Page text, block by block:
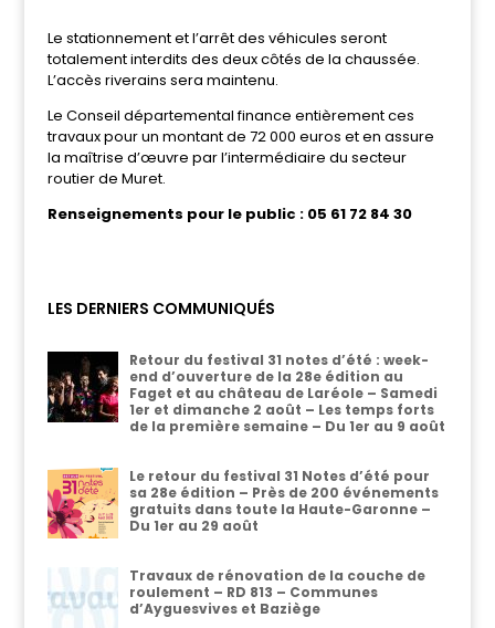
Le stationnement et l’arrêt des véhicules seront
totalement interdits des deux côtés de la chaussée.
L’accès riverains sera maintenu.
Le Conseil départemental finance entièrement ces
travaux pour un montant de 72 000 euros et en assure
la maîtrise d’œuvre par l’intermédiaire du secteur
routier de Muret.
Renseignements pour le public : 05 61 72 84 30
LES DERNIERS COMMUNIQUÉS
Retour du festival 31 notes d’été : week-
end d’ouverture de la 28e édition au
Faget et au château de Laréole – Samedi
1er et dimanche 2 août – Les temps forts
de la première semaine – Du 1er au 9 août
Le retour du festival 31 Notes d’été pour
sa 28e édition – Près de 200 événements
gratuits dans toute la Haute-Garonne –
Du 1er au 29 août
Travaux de rénovation de la couche de
roulement – RD 813 – Communes
d’Ayguesvives et Baziège